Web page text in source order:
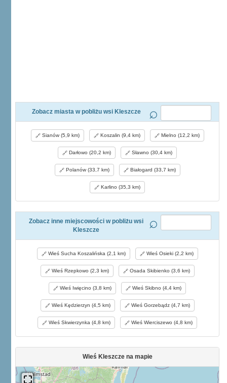
Zobacz miasta w pobliżu wsi Kleszcze
Sianów (5,9 km) Koszalin (9,4 km) Mielno (12,2 km)
Darłowo (20,2 km) Sławno (30,4 km)
Polanów (33,7 km) Białogard (33,7 km)
Karlino (35,3 km)
Zobacz inne miejscowości w pobliżu wsi
Kleszcze
Wieś Sucha Koszalińska (2,1 km) Wieś Osieki (2,2 km)
Wieś Rzepkowo (2,3 km) Osada Skibienko (3,6 km)
Wieś Iwięcino (3,8 km) Wieś Skibno (4,4 km)
Wieś Kędzierzyn (4,5 km) Wieś Gorzebądz (4,7 km)
Wieś Skwierzynka (4,8 km) Wieś Wierciszewo (4,8 km)
Wieś Kleszcze na mapie